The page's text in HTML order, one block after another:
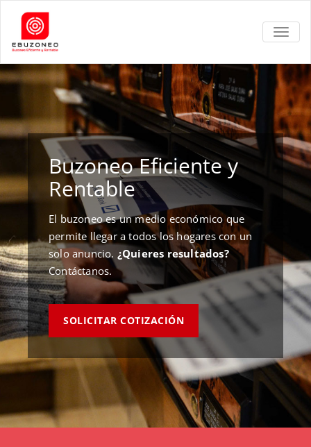
Buzoneo Eficiente y
Rentable
El buzoneo es un medio económico que
permite llegar a todos los hogares con un
solo anuncio. ¿Quieres resultados?
Contáctanos.
SOLICITAR COTIZACIÓN